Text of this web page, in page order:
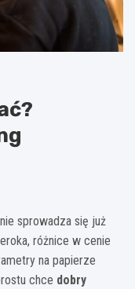
sprowadza się już
różnice w cenie
na papierze
chce dobry